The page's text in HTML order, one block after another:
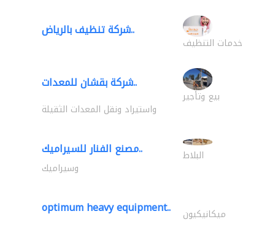
شركة تنظيف بالرياض..
خدمات التنظيف
شركة بقشان للمعدات..
بيع وتأجير
واستيراد ونقل المعدات الثقيلة
مصنع الفنار للسيراميك.. البلاط
وسيراميك
optimum heavy equipment.. ميكانيكيون